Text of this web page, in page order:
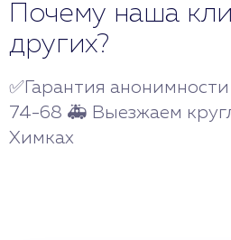
Почему наша
других?
✅Гарантия
74-68 🚑 Выезжаем
Химках